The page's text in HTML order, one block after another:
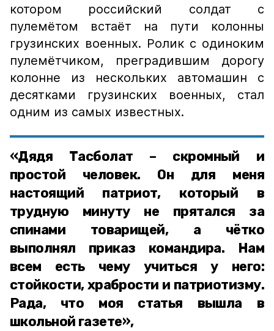
котором российский солдат с
пулемётом встаёт на пути колонны
грузинских военных. Ролик с одиноким
пулемётчиком, преградившим дорогу
колонне из нескольких автомашин с
десятками грузинских военных, стал
одним из самых известных.
«Дядя Тасболат – скромный и
простой человек. Он для меня
настоящий патриот, который в
трудную минуту не прятался за
спинами товарищей, а чётко
выполнял приказ командира. Нам
всем есть чему учиться у него:
стойкости, храбрости и патриотизму.
Рада, что моя статья вышла в
школьной газете»,